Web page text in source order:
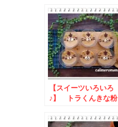
【スイーツいろいろ
♪】 トラくんきな粉